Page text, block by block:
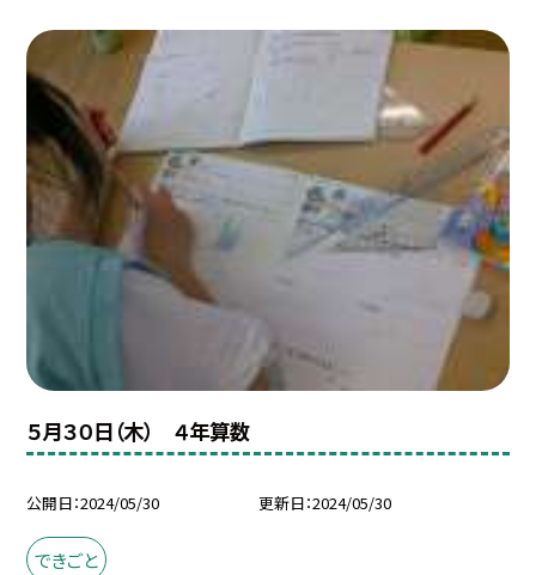
５月３０日（木） ４年算数
公開日 2024/05/30 更新日 2024/05/30
できごと